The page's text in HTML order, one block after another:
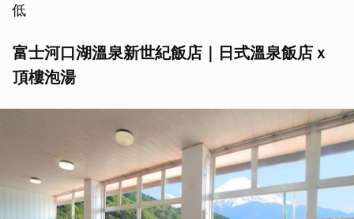
低
富士河口湖溫泉新世紀飯店｜日式溫泉飯店ｘ
頂樓泡湯